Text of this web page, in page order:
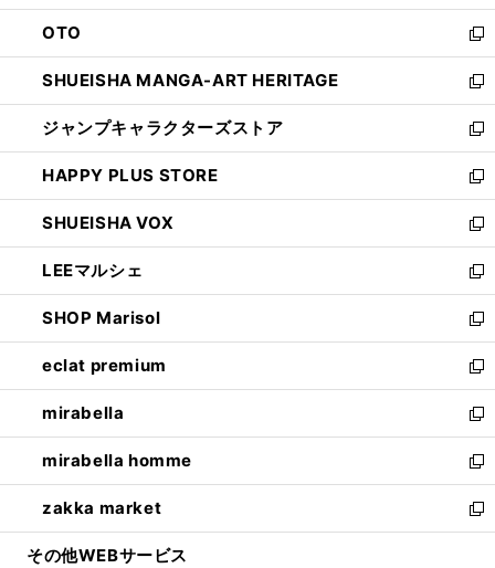
ウ
で
開
く
ン
ド
ウ
で
開
く
OTO
新
し
い
ウ
ィ
ン
ド
ウ
で
開
く
SHUEISHA MANGA-ART HERITAGE
新
し
い
ウ
ィ
ン
ド
ウ
で
開
く
ジャンプキャラクターズストア
新
し
い
ウ
ィ
ン
ド
ウ
で
開
く
HAPPY PLUS STORE
新
し
い
ウ
ィ
ン
ド
ウ
で
開
く
SHUEISHA VOX
新
し
い
ウ
ィ
ン
ド
ウ
で
開
く
LEEマルシェ
新
し
い
ウ
ィ
ン
ド
ウ
で
開
く
SHOP Marisol
新
し
い
ウ
ィ
ン
ド
ウ
で
開
eclat premium
新
し
い
ウ
ィ
ン
ド
ウ
mirabella
新
し
い
ウ
ィ
ン
mirabella homme
新
し
い
ウ
zakka market
新
し
その他WEBサービス